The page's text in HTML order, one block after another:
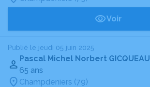
Voir
Publié le jeudi 05 juin 2025
Pascal Michel Norbert GICQUEAU
65 ans
Champdeniers (79)